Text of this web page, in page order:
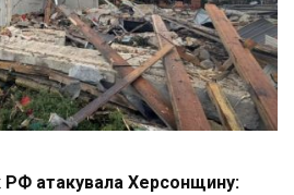
РФ атакувала Херсонщину: